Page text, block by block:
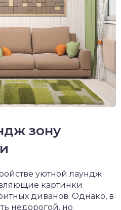
зону
уютной лаундж
картинки
диванов. Однако, в
недорогой, но